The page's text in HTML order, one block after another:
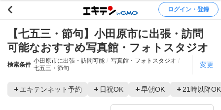
ログイン・登録
【七五三・節句】小田原市に出張・訪問
可能なおすすめ写真館・フォトスタジオ
検索条件
小田原市に出張・訪問可能
写真館・フォトスタジオ
七五三・節句
変更
エキテンネット予約 日祝OK 早朝OK 21時以降OK